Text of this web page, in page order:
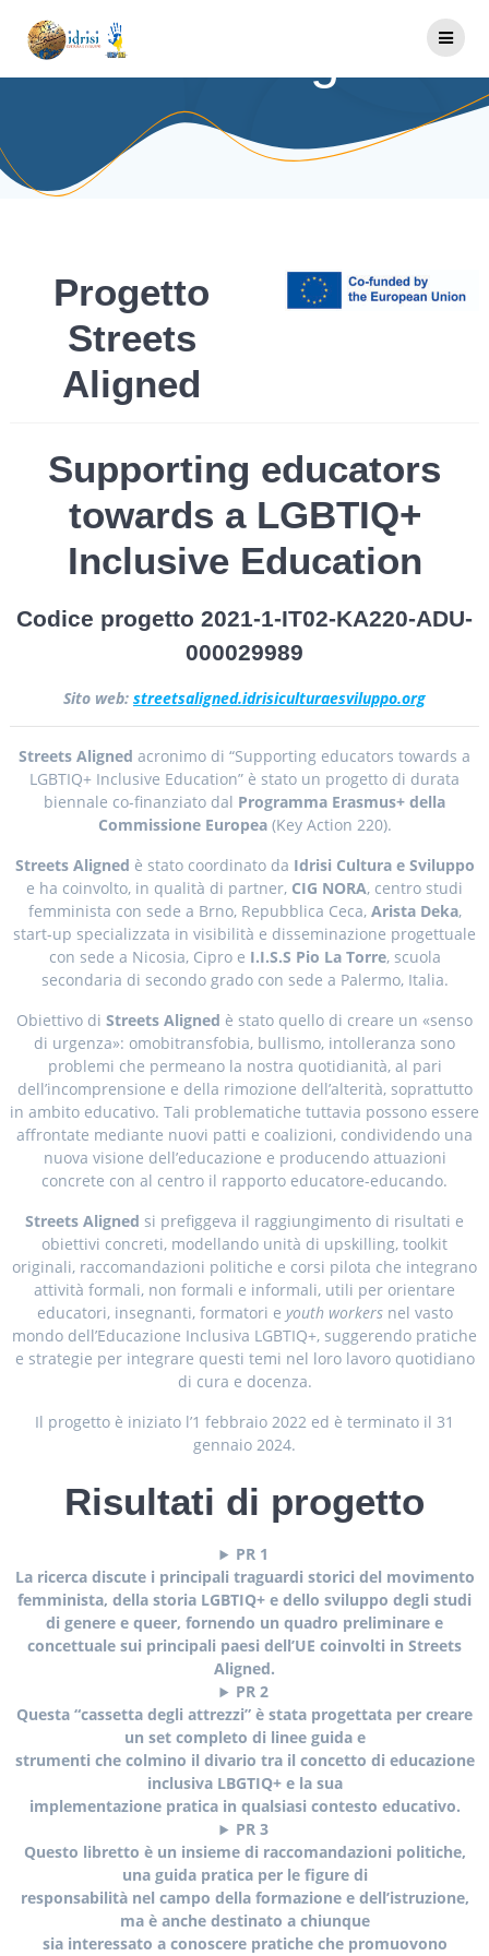
Streets Aligned
Progetto
Streets
Aligned
Supporting educators
towards a LGBTIQ+
Inclusive Education
Codice progetto 2021-1-IT02-KA220-ADU-
000029989
Sito web: streetsaligned.idrisiculturaesviluppo.org
Streets Aligned acronimo di “Supporting educators towards a
LGBTIQ+ Inclusive Education” è stato un progetto di durata
biennale co-finanziato dal Programma Erasmus+ della
Commissione Europea(Key Action 220).
Streets Aligned è stato coordinato da Idrisi Cultura e Sviluppo
e ha coinvolto, in qualità di partner, CIG NORA, centro studi
femminista con sede a Brno, Repubblica Ceca, Arista Deka,
start-up specializzata in visibilità e disseminazione progettuale
con sede a Nicosia, Cipro e I.I.S.S Pio La Torre, scuola
secondaria di secondo grado con sede a Palermo, Italia.
Obiettivo di Streets Aligned è stato quello di creare un «senso
di urgenza»: omobitransfobia, bullismo, intolleranza sono
problemi che permeano la nostra quotidianità, al pari
dell’incomprensione e della rimozione dell’alterità, soprattutto
in ambito educativo. Tali problematiche tuttavia possono essere
affrontate mediante nuovi patti e coalizioni, condividendo una
nuova visione dell’educazione e producendo attuazioni
concrete con al centro il rapporto educatore-educando.
Streets Aligned si prefiggeva il raggiungimento di risultati e
obiettivi concreti, modellando unità di upskilling, toolkit
originali, raccomandazioni politiche e corsi pilota che integrano
attività formali, non formali e informali, utili per orientare
educatori, insegnanti, formatori e youth workers nel vasto
mondo dell’Educazione Inclusiva LGBTIQ+, suggerendo pratiche
e strategie per integrare questi temi nel loro lavoro quotidiano
di cura e docenza.
Il progetto è iniziato l’1 febbraio 2022 ed è terminato il 31
gennaio 2024.
Risultati di progetto
PR 1
La ricerca discute i principali traguardi storici del movimento
femminista, della storia LGBTIQ+ e dello sviluppo degli studi
di genere e queer, fornendo un quadro preliminare e
concettuale sui principali paesi dell’UE coinvolti in Streets
Aligned.
PR 2
Questa “cassetta degli attrezzi” è stata progettata per creare
un set completo di linee guida e
strumenti che colmino il divario tra il concetto di educazione
inclusiva LBGTIQ+ e la sua
implementazione pratica in qualsiasi contesto educativo.
PR 3
Questo libretto è un insieme di raccomandazioni politiche,
una guida pratica per le figure di
responsabilità nel campo della formazione e dell’istruzione,
ma è anche destinato a chiunque
sia interessato a conoscere pratiche che promuovono